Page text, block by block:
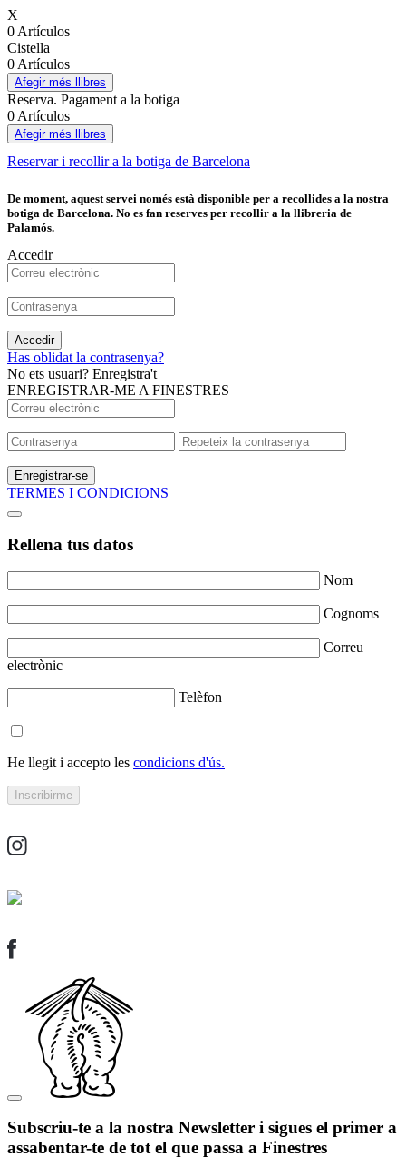
X
0 Artículos
Cistella
0 Artículos
Afegir més llibres
Reserva. Pagament a la botiga
0 Artículos
Afegir més llibres
Reservar i recollir a la botiga de Barcelona
De moment, aquest servei només està disponible per a recollides a la nostra
botiga de Barcelona. No es fan reserves per recollir a la llibreria de
Palamós.
Accedir
Accedir
Has oblidat la contrasenya?
No ets usuari? Enregistra't
ENREGISTRAR-ME A FINESTRES
Enregistrar-se
TERMES I CONDICIONS
Rellena tus datos
Nom
Cognoms
Correu
electrònic
Telèfon
He llegit i accepto les condicions d'ús.
Subscriu-te a la nostra Newsletter i sigues el primer a
assabentar-te de tot el que passa a Finestres